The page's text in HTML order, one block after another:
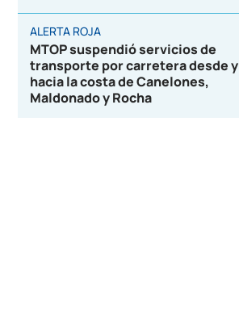
ALERTA ROJA
MTOP suspendió servicios de
transporte por carretera desde y
hacia la costa de Canelones,
Maldonado y Rocha